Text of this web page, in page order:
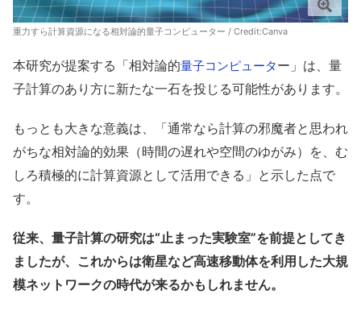
重力すら計算資源になる相対論的量子コンピューター / Credit:Canva
本研究が提案する「相対論的量子コンピューター」は、量
子計算のあり方に新たな一石を投じる可能性があります。
もっとも大きな意義は、「通常なら計算の邪魔者と思われ
がちな相対論的効果（時間の遅れや空間のゆがみ）を、む
しろ積極的に計算資源として活用できる」と示した点で
す。
従来、量子計算の研究は“止まった実験室”を前提としてき
ましたが、これからは衛星など高速移動体を利用した大規
模ネットワークの時代が来るかもしれません。